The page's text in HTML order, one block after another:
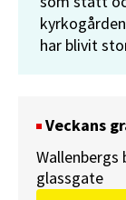
har blivit
Veckans
Wallenbergs
glassgate